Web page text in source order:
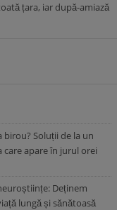
țara, iar după-amiază
birou? Soluții de la un
apare în jurul orei
Deținem
lungă și sănătoasă